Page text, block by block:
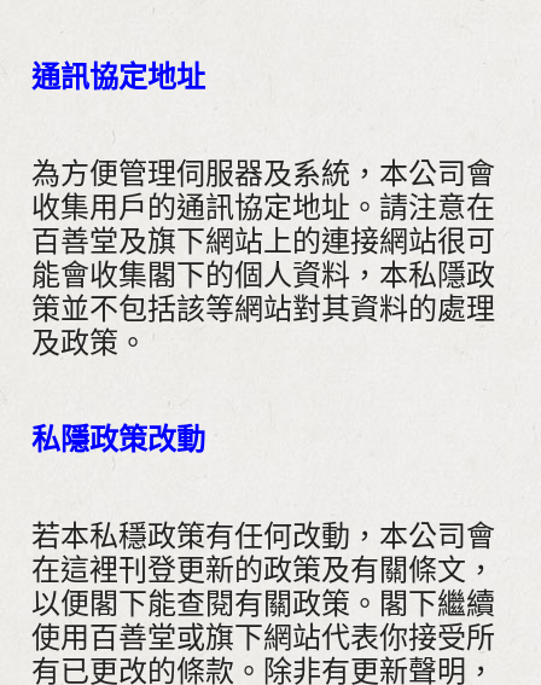
通訊協定地址
為方便管理伺服器及系統，本公司會
收集用戶的通訊協定地址。請注意在
百善堂及旗下網站上的連接網站很可
能會收集閣下的個人資料，本私隱政
策並不包括該等網站對其資料的處理
及政策。
私隱政策改動
若本私穩政策有任何改動，本公司會
在這裡刊登更新的政策及有關條文，
以便閣下能查閱有關政策。閣下繼續
使用百善堂或旗下網站代表你接受所
有已更改的條款。除非有更新聲明，